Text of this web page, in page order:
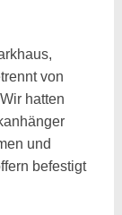
von
hatten
und
befestigt